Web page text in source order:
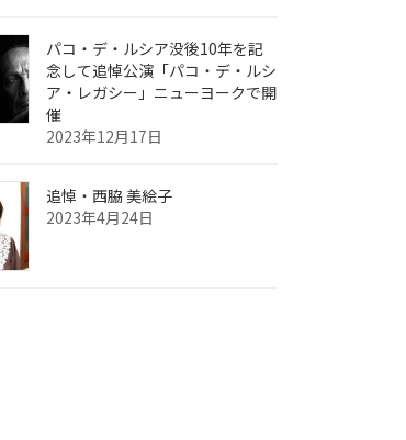
パコ・デ・ルシア没後10年を記
念して追悼公演「パコ・デ・ルシ
ア・レガシー」ニューヨークで開
催
2023年12月17日
追悼・西脇 美絵子
2023年4月24日